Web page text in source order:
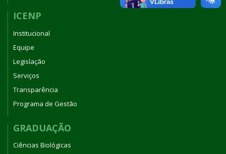
ICENP
Institucional
Equipe
Legislação
Serviços
Transparência
Programa de Gestão
GRADUAÇÃO
Ciências Biológicas